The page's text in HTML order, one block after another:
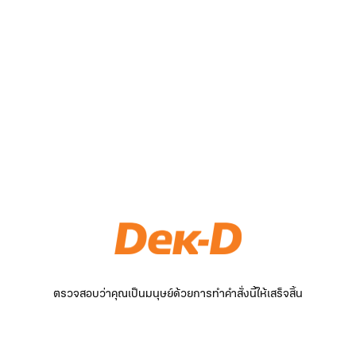
ตรวจสอบว่าคุณเป็นมนุษย์ด้วยการทำคำสั่งนี้ให้เสร็จสิ้น